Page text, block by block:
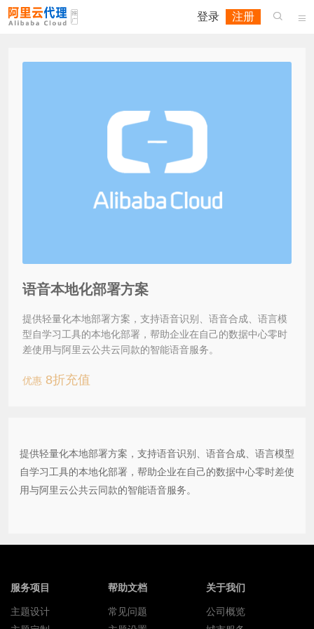

登录 注册 
语音本地化部署方案
提供轻量化本地部署方案，支持语音识别、语音合成、语言模
型自学习工具的本地化部署，帮助企业在自己的数据中心零时
差使用与阿里云公共云同款的智能语音服务。
优惠 8折充值
提供轻量化本地部署方案，支持语音识别、语音合成、语言模型
自学习工具的本地化部署，帮助企业在自己的数据中心零时差使
用与阿里云公共云同款的智能语音服务。
服务项目
主题设计
帮助文档
常见问题
关于我们
公司概览